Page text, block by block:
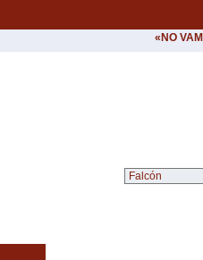
«NO